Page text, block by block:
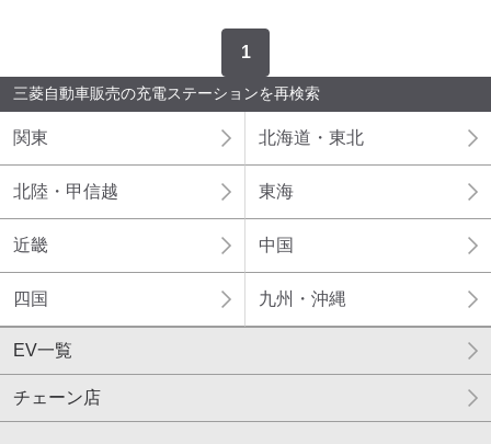
1
三菱自動車販売の充電ステーションを再検索
関東 北海道・東北
北陸・甲信越 東海
近畿 中国
四国 九州・沖縄
EV一覧
チェーン店